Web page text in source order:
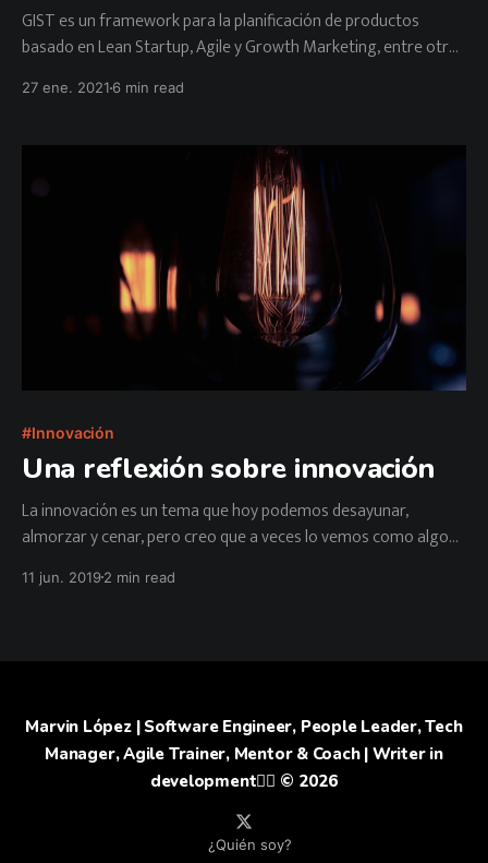
GIST es un framework para la planificación de productos
basado en Lean Startup, Agile y Growth Marketing, entre otras
27 ene. 2021 6 min read
Innovación
Una reflexión sobre innovación
La innovación es un tema que hoy podemos desayunar,
almorzar y cenar, pero creo que a veces lo vemos como algo
está a nuestro alcance, siempre y cuando sea nuestro deseo
11 jun. 20192 min read
Marvin López | Software Engineer, People Leader, Tech
Manager, Agile Trainer, Mentor & Coach | Writer in
development✍🏻 © 2026
¿Quién soy?